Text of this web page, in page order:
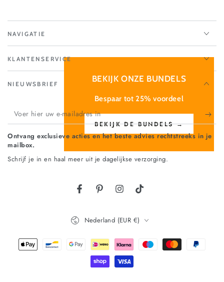
BEKIJK ONZE BUNDELS
Bespaar tot 25% voordeel
BEKIJK DE BUNDELS →
NAVIGATIE
KLANTENSERVICE
NIEUWSBRIEF
Voer
hier
uw
e-
Ontvang exclusieve acties en het beste advies rechtstreeks in je
mailbox.
Schrijf je in en haal meer uit je dagelijkse verzorging.
Nederland (EUR €)
Betaalmethoden